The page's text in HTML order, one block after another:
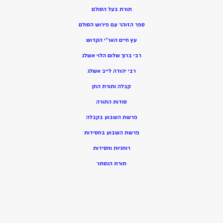
תורת בעל הסולם
ספר הזוהר עם פירוש הסולם
עץ חיים האר”י הקדוש
רבי ברוך שלום הלוי אשלג
רבי יהודה לייב אשלג
קבלה ותורת החן
סודות התורה
פרשת השבוע בקבלה
פרשת השבוע בחסידות
רוחניות וחסידות
תורת הנסתר